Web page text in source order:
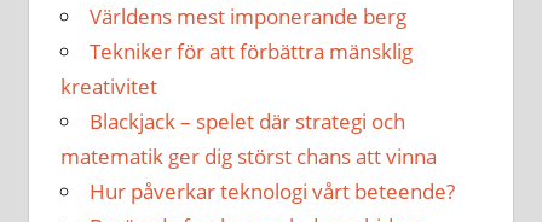
Världens mest imponerande berg
Tekniker för att förbättra mänsklig
kreativitet
Blackjack – spelet där strategi och
matematik ger dig störst chans att vinna
Hur påverkar teknologi vårt beteende?